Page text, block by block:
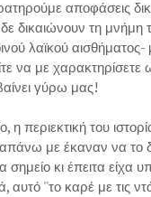
αποφάσεις
δικαιώνουν τη
λαϊκού
να με
γύρω μας!
η περιεκτική του
με έκαναν να το
κι έπειτα είχα
αυτό ''το καρέ με τις